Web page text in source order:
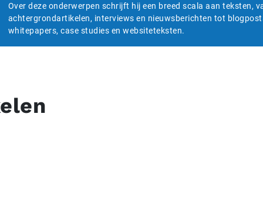
Over deze onderwerpen schrijft hij een breed scala aan teksten,
achtergrondartikelen, interviews en nieuwsberichten tot
whitepapers, case studies en websiteteksten.